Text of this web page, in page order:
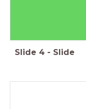
Slide 4 - Slide